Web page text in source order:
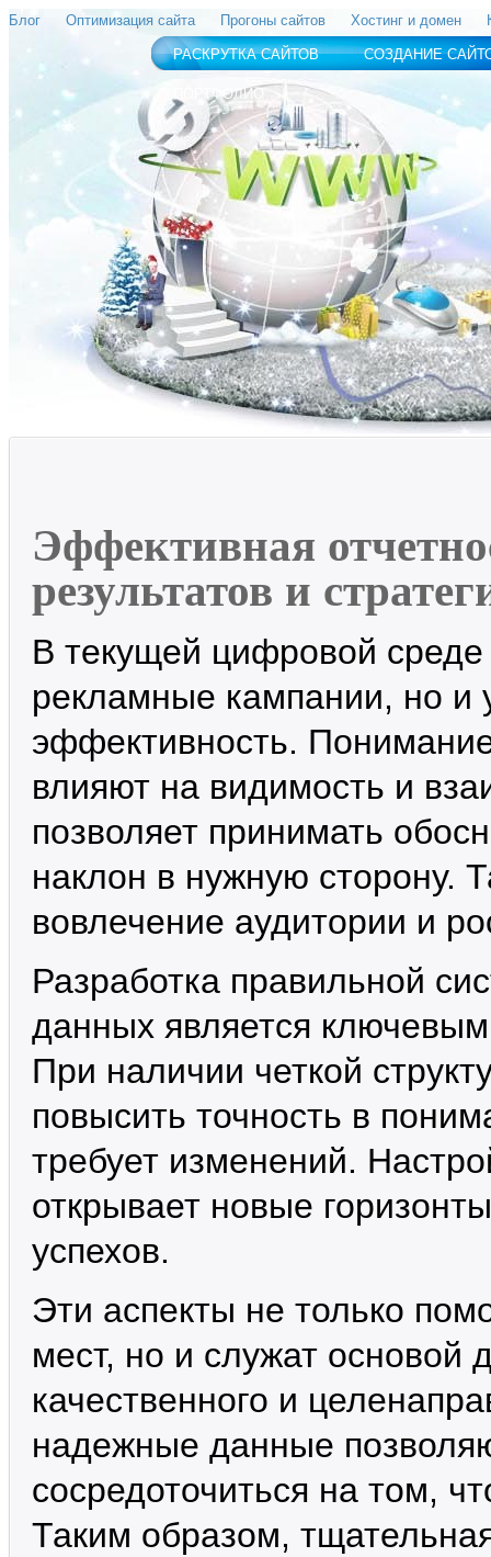
Блог Оптимизация сайта Прогоны сайтов Хостинг и домен
РАСКРУТКА САЙТОВ СОЗДАНИЕ
ПОРТФОЛИО
Эффективная
результатов и
В текущей цифровой среде
рекламные кампании, но и
эффективность.
влияют на видимость и
позволяет принимать
наклон в нужную сторону.
вовлечение аудитории и
Разработка правильной
данных является
При наличии четкой
повысить точность в
требует изменений.
открывает новые
успехов.
Эти аспекты не только
мест, но и служат
качественного и
надежные данные
сосредоточиться на том,
Таким образом,